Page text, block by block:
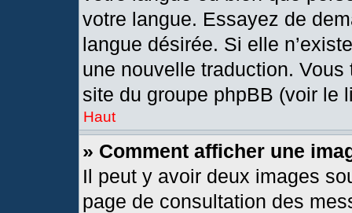
votre langue. Essayez de
langue désirée. Si elle
une nouvelle traduction.
site du groupe phpBB (voir le
Haut
» Comment afficher une
Il peut y avoir deux images
page de consultation des